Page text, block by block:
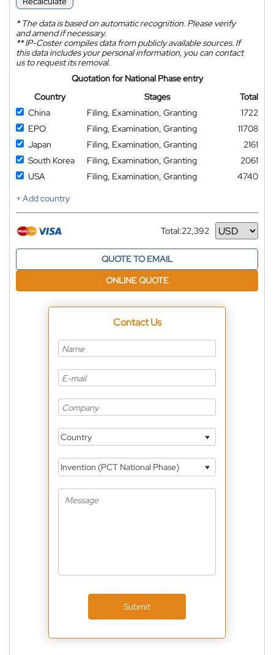
*The data is based on automatic recognition. Please verify
and amend if necessary.
**IP-Coster compiles data from publicly available sources. If
this data includes your personal information, you can contact
us to request its removal.
Quotation for National Phase entry
Country
Stages
Total
China
Filing, Examination, Granting
1722
EPO
Filing, Examination, Granting
11708
Japan
Filing, Examination, Granting
2161
South Korea
Filing, Examination, Granting
2061
USA
Filing, Examination, Granting
4740
+ Add country
Total:22,392
Currency
QUOTE TO EMAIL
ONLINE QUOTE
Contact Us
Country
Invention (PCT National Phase)
Submit